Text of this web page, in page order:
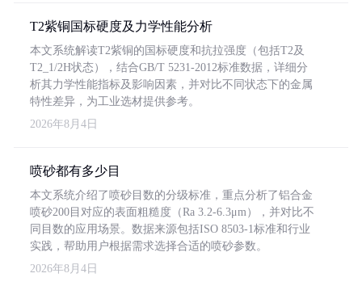
T2紫铜国标硬度及力学性能分析
本文系统解读T2紫铜的国标硬度和抗拉强度（包括T2及
T2_1/2H状态），结合GB/T 5231-2012标准数据，详细分
析其力学性能指标及影响因素，并对比不同状态下的金属
特性差异，为工业选材提供参考。
2026年8月4日
喷砂都有多少目
本文系统介绍了喷砂目数的分级标准，重点分析了铝合金
喷砂200目对应的表面粗糙度（Ra 3.2-6.3μm），并对比不
同目数的应用场景。数据来源包括ISO 8503-1标准和行业
实践，帮助用户根据需求选择合适的喷砂参数。
2026年8月4日